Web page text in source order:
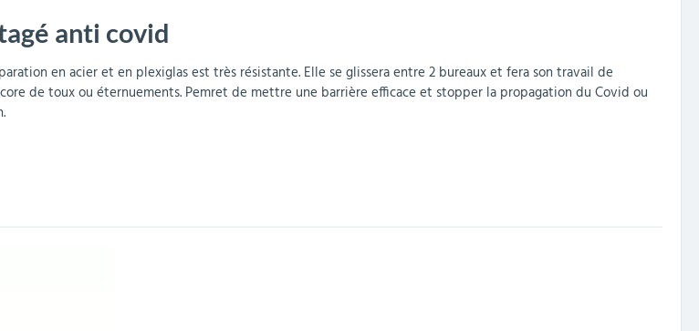
Barrières de sécurité
parking
sécurité
bureau
et
Plaques Loi BLANQUER
anti covid
en acier et en plexiglas est très résistante. Elle se glissera entre 2 bureaux et fera son travail de
de toux ou éternuements. Pemret de mettre une barrière efficace et stopper la propagation du Covid ou